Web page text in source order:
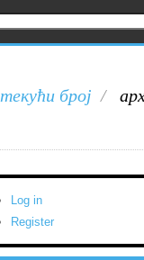
текући број /
Log in
Register